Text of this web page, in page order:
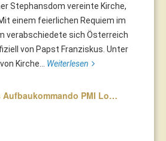
Stephansdom vereinte Kirche,
einem feierlichen Requiem im
verabschiedete sich Österreich
von Papst Franziskus. Unter
Kirche... Weiterlesen
PMI Lo…